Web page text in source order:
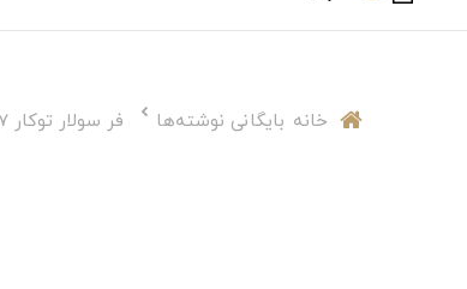
خانه بایگانی نوشته‌ها فر سولار توکار DF-667 داتیس